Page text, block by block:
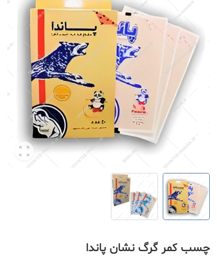
چسب کمر گرگ نشان پاندا